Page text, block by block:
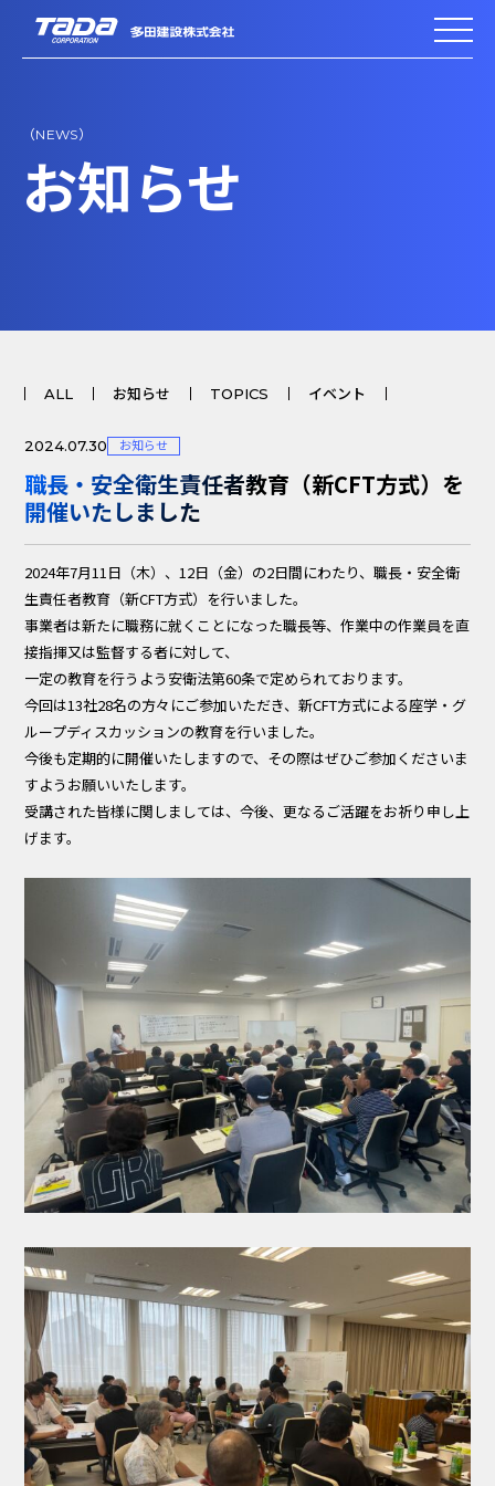
（NEWS）
お知らせ
ALL お知らせ TOPICS イベント
2024.07.30 お知らせ
職長・安全衛生責任者教育（新CFT方式）を
開催いたしました
2024年7月11日（木）、12日（金）の2日間にわたり、職長・安全衛
生責任者教育（新CFT方式）を行いました。
事業者は新たに職務に就くことになった職長等、作業中の作業員を直
接指揮又は監督する者に対して、
一定の教育を行うよう安衛法第60条で定められております。
今回は13社28名の方々にご参加いただき、新CFT方式による座学・グ
ループディスカッションの教育を行いました。
今後も定期的に開催いたしますので、その際はぜひご参加くださいま
すようお願いいたします。
受講された皆様に関しましては、今後、更なるご活躍をお祈り申し上
げます。